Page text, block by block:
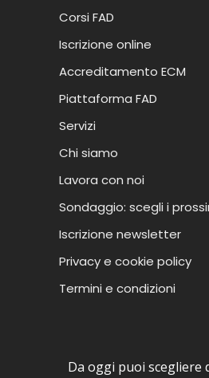
Corsi FAD
Iscrizione online
Accreditamento ECM
Piattaforma FAD
Servizi
Chi siamo
Lavora con noi
Sondaggio: scegli i
Iscrizione newsletter
Privacy e cookie policy
Termini e condizioni
Da oggi puoi scegliere